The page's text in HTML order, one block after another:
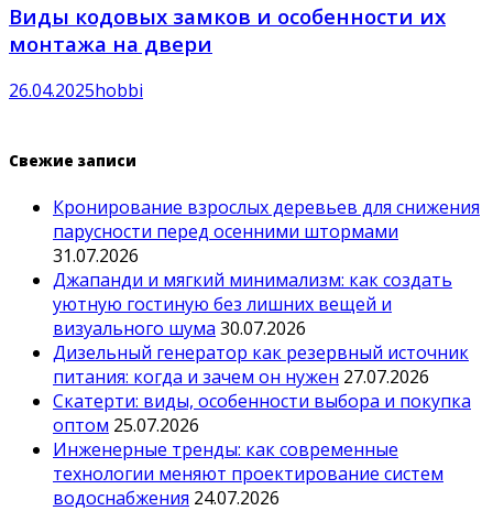
Виды кодовых замков и особенности их
монтажа на двери
26.04.2025hobbi
Свежие записи
Кронирование взрослых деревьев для снижения
парусности перед осенними штормами
31.07.2026
Джапанди и мягкий минимализм: как создать
уютную гостиную без лишних вещей и
визуального шума 30.07.2026
Дизельный генератор как резервный источник
питания: когда и зачем он нужен 27.07.2026
Скатерти: виды, особенности выбора и покупка
оптом 25.07.2026
Инженерные тренды: как современные
технологии меняют проектирование систем
водоснабжения 24.07.2026